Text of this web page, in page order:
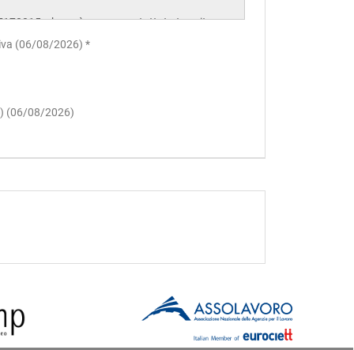
(06/08/2026) *
(06/08/2026)